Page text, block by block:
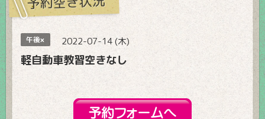
午後× 2022-07-14 (木)
軽自動車教習空きなし